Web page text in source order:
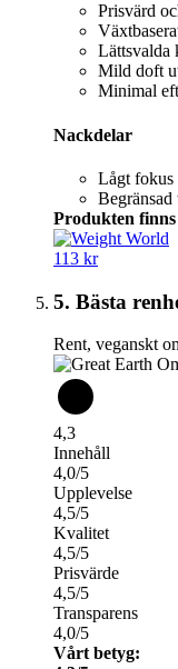
Prisvärd
Lättsvalda
Mild doft
Minimal
Nackdelar
Lågt
Begränsad
Produkten
113 kr
5. Bästa
Rent, veganskt
4,3
Innehåll
4,0/5
Upplevelse
4,5/5
Kvalitet
4,5/5
Prisvärde
4,5/5
Transparens
4,0/5
Vårt betyg: